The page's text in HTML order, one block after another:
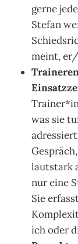
gerne
Stefan
meint, er/
was sie
lautstark
nur eine
Sie
ich oder